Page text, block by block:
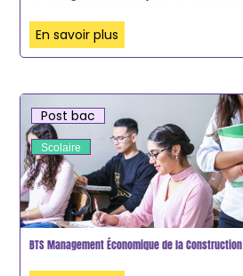
En savoir plus
Post bac
Scolaire
BTS Management Économique de la Construction